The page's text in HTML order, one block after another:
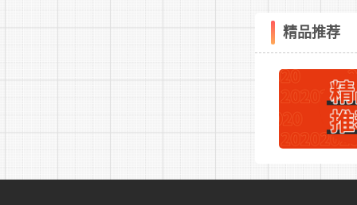
聘岗位计划表
精品推荐